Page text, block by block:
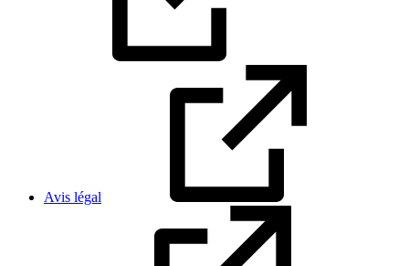
Avis légal